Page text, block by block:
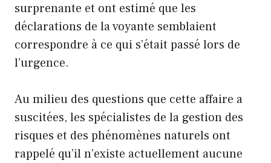
surprenante et ont estimé que les
déclarations de la voyante semblaient
correspondre à ce qui s’était passé lors de
l’urgence.
Au milieu des questions que cette affaire a
suscitées, les spécialistes de la gestion des
risques et des phénomènes naturels ont
rappelé qu’il n’existe actuellement aucune